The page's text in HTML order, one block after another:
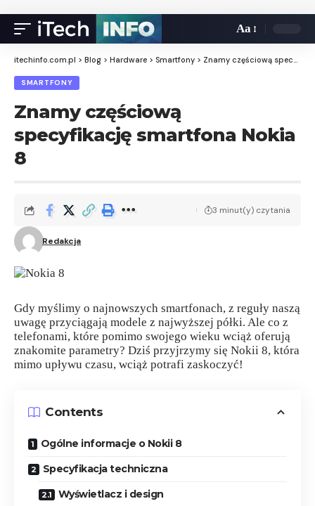
Aa
itechinfo.com.pl > Blog > Hardware > Smartfony > Znamy częściową specyfikację smartfona Nokia 8
SMARTFONY
Znamy częściową
specyfikację smartfona Nokia
8
Redakcja
3 minut(y) czytania
Gdy myślimy o najnowszych smartfonach, z reguły naszą
uwagę przyciągają modele z najwyższej półki. Ale co z
telefonami, które pomimo swojego wieku wciąż oferują
znakomite parametry? Dziś przyjrzymy się Nokii 8, która
mimo upływu czasu, wciąż potrafi zaskoczyć!
Contents
Ogólne informacje o Nokii 8
Specyfikacja techniczna
Wyświetlacz i design